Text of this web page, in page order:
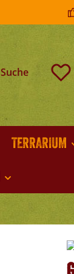
Suche
TERRARIUM